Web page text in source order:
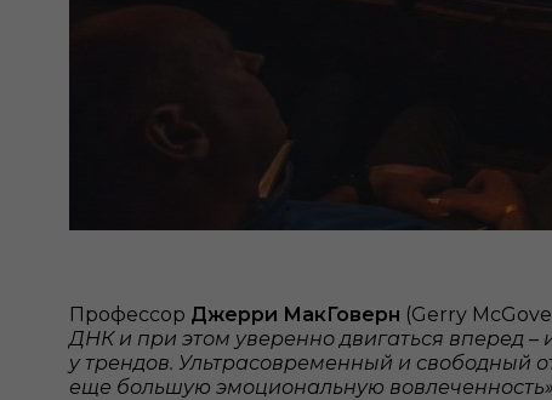
Профессор Джерри МакГоверн (Gerry
ДНК и при этом уверенно двигаться вперед –
у трендов. Ультрасовременный и свободный
еще большую эмоциональную